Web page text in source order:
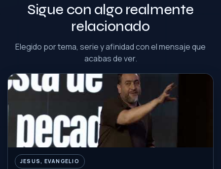
Sigue con algo realmente
relacionado
Elegido por tema, serie y afinidad con el mensaje que
acabas de ver.
JESUS, EVANGELIO